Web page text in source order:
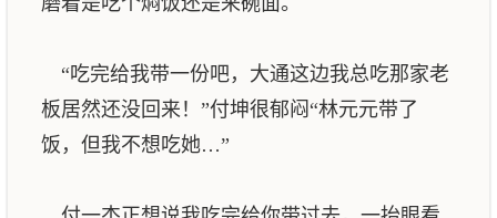
“吃完给我带一份吧，大通这边我总吃那家老
板居然还没回来！”付坤很郁闷“林元元带了
饭，但我不想吃她…”